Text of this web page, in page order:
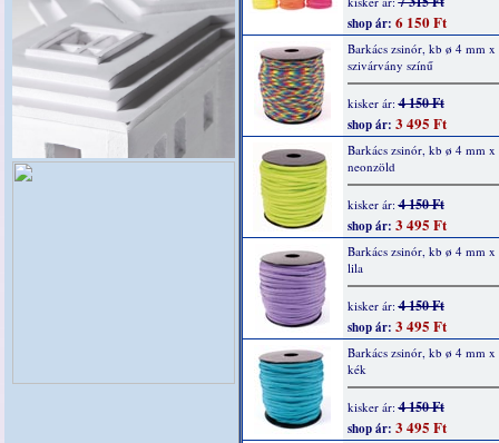
shop ár: 6 150 Ft
Barkács zsinór, kb ø 4 mm x
szivárvány színű
kisker ár:4 150 Ft
shop ár: 3 495 Ft
Barkács zsinór, kb ø 4 mm x
neonzöld
kisker ár:4 150 Ft
shop ár: 3 495 Ft
Barkács zsinór, kb ø 4 mm x
lila
kisker ár:4 150 Ft
shop ár: 3 495 Ft
Barkács zsinór, kb ø 4 mm x
kék
kisker ár:4 150 Ft
shop ár: 3 495 Ft